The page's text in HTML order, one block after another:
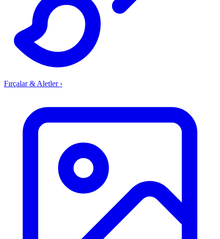
Fırçalar & Aletler ›